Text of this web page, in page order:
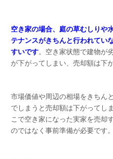
空き家の場合、庭の草むしりや
テナンスがきちんと行われてい
すいです。空き家状態で建物が
が下がってしまい、売却額は下
市場価値や周辺の相場をきちん
でしまうと売却額は下がってし
こで空き家になった実家を売却
のではなく事前準備が必要です。